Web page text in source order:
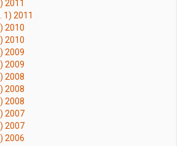
2011
1) 2011
2010
2010
2009
2009
2008
2008
2008
2007
2007
2006